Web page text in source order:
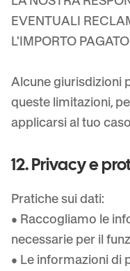
EVENTUALI
L'IMPORTO
Alcune giurisdizioni
queste limitazioni,
applicarsi al tuo
12. Privacy e
Pratiche sui dati:
• Raccogliamo le
necessarie per il
• Le informazioni di